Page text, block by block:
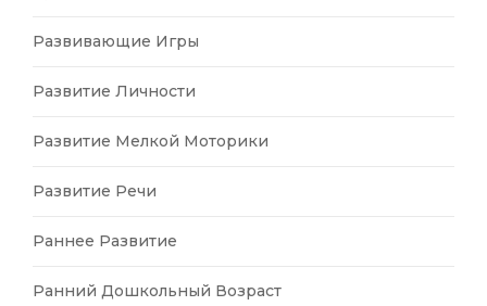
Развивающие Игры
Развитие Личности
Развитие Мелкой Моторики
Развитие Речи
Раннее Развитие
Ранний Дошкольный Возраст